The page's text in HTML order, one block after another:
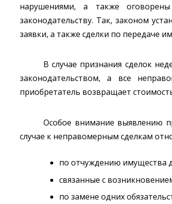
нарушениями, а также
законодательству. Так, законом
заявки, а также сделки по передаче
В случае признания сделок
законодательством, а все
приобретатель возвращает
Особое внимание выявлению
случае к неправомерным сделкам
по отчуждению имущества
связанные с
по замене одних